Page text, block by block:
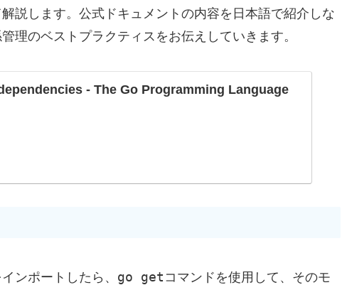
説します。公式ドキュメントの内容を日本語で紹介しな
理のベストプラクティスをお伝えしていきます。
- The Go Programming Language
ンポートしたら、 go get コマンドを使用して、そのモ